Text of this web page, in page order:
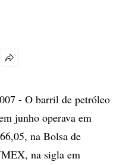
compartilhamento
- O barril de petróleo
junho operava em
na Bolsa de
na sigla em